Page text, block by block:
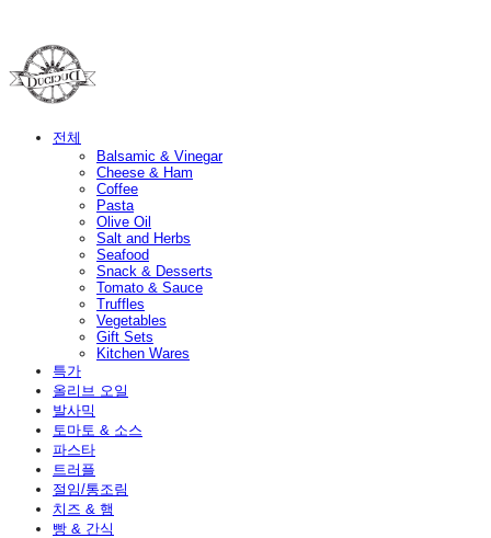
전체
Balsamic & Vinegar
Cheese & Ham
Coffee
Pasta
Olive Oil
Salt and Herbs
Seafood
Snack & Desserts
Tomato & Sauce
Truffles
Vegetables
Gift Sets
Kitchen Wares
특가
올리브 오일
발사믹
토마토 & 소스
파스타
트러플
절임/통조림
치즈 & 햄
빵 & 간식